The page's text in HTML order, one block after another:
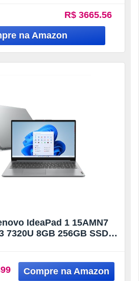
R$ 3665.56
IdeaPad 1 15AMN7
7320U 8GB 256GB SSD